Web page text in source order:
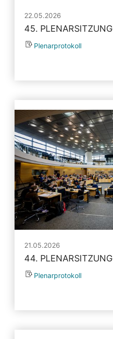
22.05.2026
45. PLENARSITZUNG
Plenarprotokoll
21.05.2026
44. PLENARSITZUNG
Plenarprotokoll